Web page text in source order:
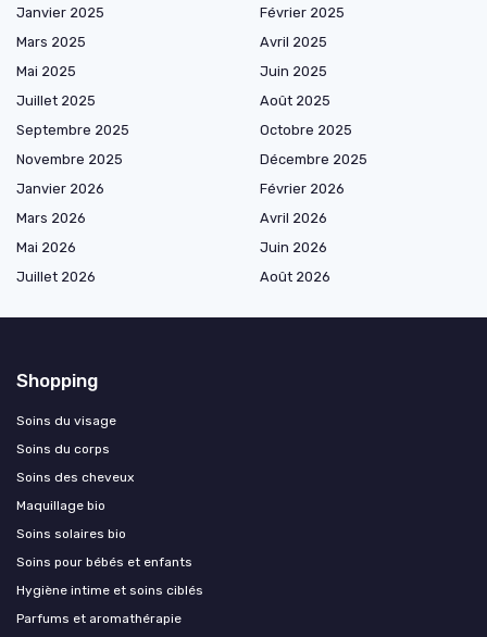
Janvier 2025
Février 2025
Mars 2025
Avril 2025
Mai 2025
Juin 2025
Juillet 2025
Août 2025
Septembre 2025
Octobre 2025
Novembre 2025
Décembre 2025
Janvier 2026
Février 2026
Mars 2026
Avril 2026
Mai 2026
Juin 2026
Juillet 2026
Août 2026
Shopping
Soins du visage
Soins du corps
Soins des cheveux
Maquillage bio
Soins solaires bio
Soins pour bébés et enfants
Hygiène intime et soins ciblés
Parfums et aromathérapie